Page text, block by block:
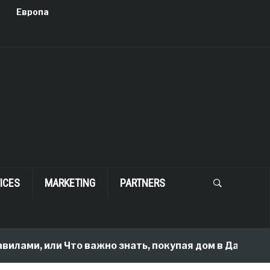
Европа
MARKETING PARTNERS
или Что важно знать, покупая дом в Далласе